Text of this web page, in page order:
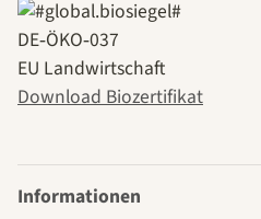
DE‑ÖKO‑037
EU Landwirtschaft
Download Biozertifikat
Informationen